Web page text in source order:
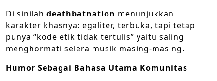
Di sinilah deathbatnation menunjukkan
karakter khasnya: egaliter, terbuka, tapi tetap
punya “kode etik tidak tertulis” yaitu saling
menghormati selera musik masing-masing.
Humor Sebagai Bahasa Utama Komunitas